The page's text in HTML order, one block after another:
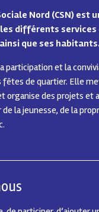
Nord (CSN)
les différents
que ses
participation et la
de quartier. Elle
organise des projets et
la jeunesse, de la